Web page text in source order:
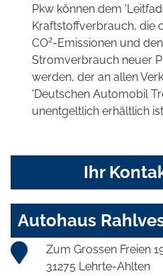
Pkw können dem
Kraftstoffverbrauch, die
CO2-Emissionen und
Stromverbrauch neuer
werden, der an allen
'Deutschen Automobil
unentgeltlich erhältlich
Ihr
Autohaus
Zum Grossen Freien
31275 Lehrte-Ahlten